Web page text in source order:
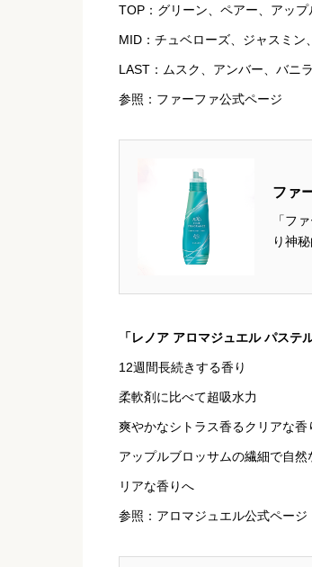
TOP：グリーン、ペアー、アップ
MID：チュベローズ、ジャスミン
LAST：ムスク、アンバー、バニラ
参照：ファーファ公式ページ
ファ
「フ
り神
「レノア アロマジュエル パステ
12週間長続きする香り
柔軟剤に比べて超吸水力
爽やかなシトラス香るクリアな香
アップルブロッサムの繊細で自
リアな香りへ
参照：アロマジュエル公式ページ